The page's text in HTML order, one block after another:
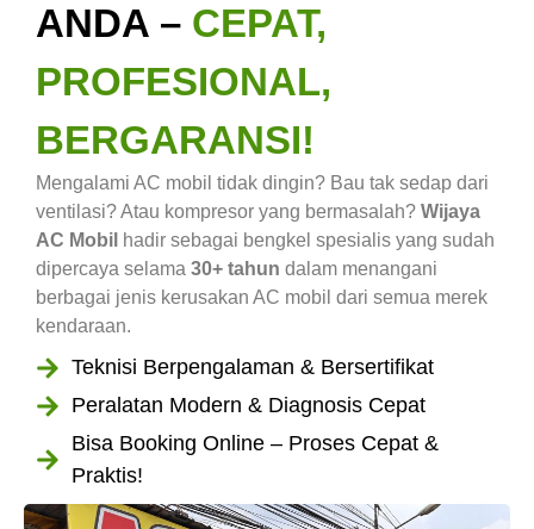
ANDA – CEPAT,
PROFESIONAL,
BERGARANSI!
Mengalami AC mobil tidak dingin? Bau tak sedap dari
ventilasi? Atau kompresor yang bermasalah? Wijaya
AC Mobil hadir sebagai bengkel spesialis yang sudah
dipercaya selama 30+ tahun dalam menangani
berbagai jenis kerusakan AC mobil dari semua merek
kendaraan.
Teknisi Berpengalaman & Bersertifikat
Peralatan Modern & Diagnosis Cepat
Bisa Booking Online – Proses Cepat &
Praktis!